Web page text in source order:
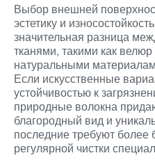
Выбор внешней
эстетику и
значительная разница
тканями, такими как
натуральными
Если искусственные
устойчивостью к
природные волокна
благородный вид и
последние требуют
регулярной чистки